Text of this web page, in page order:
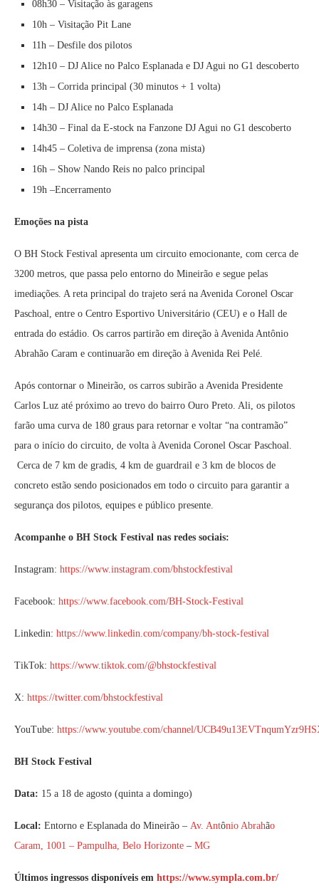
08h30 – Visitação às garagens
10h – Visitação Pit Lane
11h – Desfile dos pilotos
12h10 – DJ Alice no Palco Esplanada e DJ Agui no G1 descoberto
13h – Corrida principal (30 minutos + 1 volta)
14h – DJ Alice no Palco Esplanada
14h30 – Final da E-stock na Fanzone DJ Agui no G1 descoberto
14h45 – Coletiva de imprensa (zona mista)
16h – Show Nando Reis no palco principal
19h –Encerramento
Emoções na pista
O BH Stock Festival apresenta um circuito emocionante, com cerca de
3200 metros, que passa pelo entorno do Mineirão e segue pelas
imediações. A reta principal do trajeto será na Avenida Coronel Oscar
Paschoal, entre o Centro Esportivo Universitário (CEU) e o Hall de
entrada do estádio. Os carros partirão em direção à Avenida Antônio
Abrahão Caram e continuarão em direção à Avenida Rei Pelé.
Após contornar o Mineirão, os carros subirão a Avenida Presidente
Carlos Luz até próximo ao trevo do bairro Ouro Preto. Ali, os pilotos
farão uma curva de 180 graus para retornar e voltar “na contramão”
para o início do circuito, de volta à Avenida Coronel Oscar Paschoal.
Cerca de 7 km de gradis, 4 km de guardrail e 3 km de blocos de
concreto estão sendo posicionados em todo o circuito para garantir a
segurança dos pilotos, equipes e público presente.
Acompanhe o BH Stock Festival nas redes sociais:
Instagram: https://www.instagram.com/bhstockfestival
Facebook: https://www.facebook.com/BH-Stock-Festival
Linkedin: https://www.linkedin.com/company/bh-stock-festival
TikTok: https://www.tiktok.com/@bhstockfestival
X: https://twitter.com/bhstockfestival
YouTube: https://www.youtube.com/channel/
BH Stock Festival
Data: 15 a 18 de agosto (quinta a domingo)
Local: Entorno e Esplanada do Mineirão – Av. Antônio Abrahão
Caram, 1001 – Pampulha, Belo Horizonte – MG
Últimos ingressos disponíveis em https://www.sympla.com.br/